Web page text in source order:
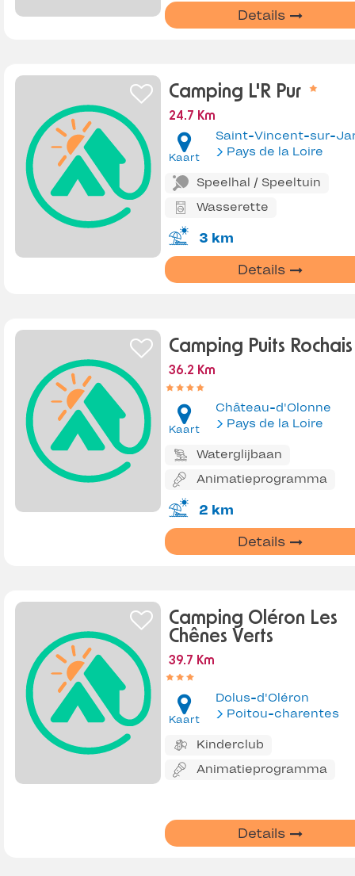
Details
Camping L'R Pur
24.7 Km
Kaart
Saint-Vincent-sur-
Pays de la Loire
Speelhal / Speeltuin
Wasserette
3 km
Details
Camping Puits Rochais
36.2 Km
Kaart
Château-d'Olonne
Pays de la Loire
Waterglijbaan
Animatieprogramma
2 km
Details
Camping Oléron Les
Chênes Verts
39.7 Km
Kaart
Dolus-d'Oléron
Poitou-charentes
Kinderclub
Animatieprogramma
Details